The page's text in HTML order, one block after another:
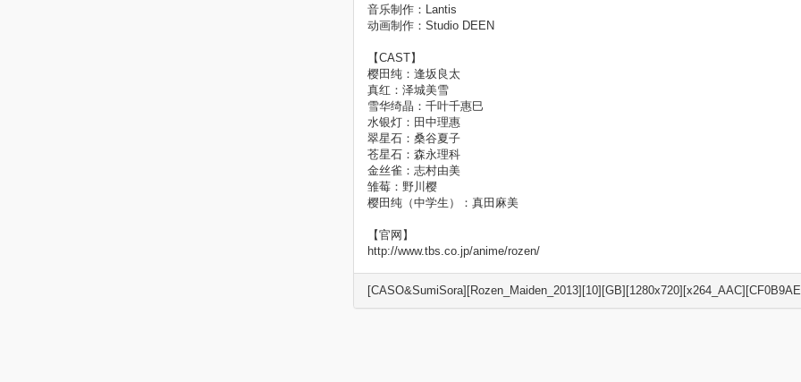
音乐制作：Lantis
动画制作：Studio DEEN
【CAST】
樱田纯：逢坂良太
真红：泽城美雪
雪华绮晶：千叶千惠巳
水银灯：田中理惠
翠星石：桑谷夏子
苍星石：森永理科
金丝雀：志村由美
雏莓：野川樱
樱田纯（中学生）：真田麻美
【官网】
http://www.tbs.co.jp/anime/rozen/